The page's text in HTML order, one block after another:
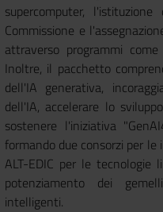
supercomputer,
Commissione e
attraverso programmi
Inoltre, il pacchetto
dell'IA generativa,
dell'IA, accelerare lo
sostenere l'iniziativa
formando due consorzi per le
ALT-EDIC per le tecnologie
potenziamento dei
intelligenti.